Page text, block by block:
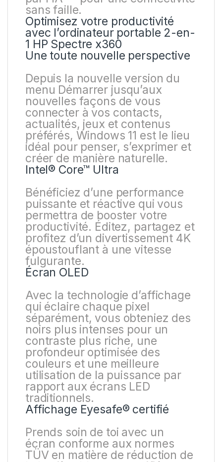
sans faille.
Optimisez votre productivité
avec l’ordinateur portable 2-en-
1 HP Spectre x360
Une toute nouvelle perspective
Depuis la nouvelle version du
menu Démarrer jusqu’aux
nouvelles façons de vous
connecter à vos contacts,
actualités, jeux et contenus
préférés, Windows 11 est le lieu
idéal pour penser, s’exprimer et
créer de manière naturelle.
Intel® Core™ Ultra
Bénéficiez d’une performance
puissante et réactive qui vous
permettra de booster votre
productivité. Éditez, partagez et
profitez d’un divertissement 4K
époustouflant à une vitesse
fulgurante.
Écran OLED
Avec la technologie d’affichage
qui éclaire chaque pixel
séparément, vous obteniez des
noirs plus intenses pour un
contraste plus riche, une
profondeur optimisée des
couleurs et une meilleure
utilisation de la puissance par
rapport aux écrans LED
traditionnels.
Affichage Eyesafe® certifié
Prends soin de toi avec un
écran conforme aux normes
TÜV en matière de réduction de